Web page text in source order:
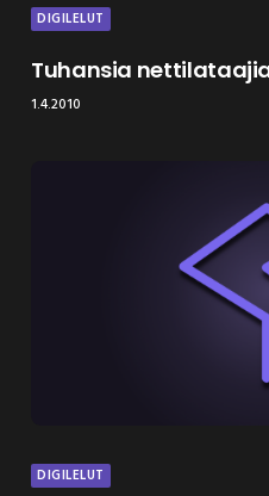
DIGILELUT
Tuhansia
1.4.2010
DIGILELUT